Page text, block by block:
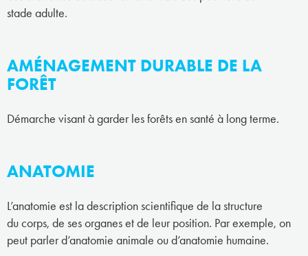
stade adulte.
AMÉNAGEMENT DURABLE DE LA
FORÊT
Démarche visant à garder les forêts en santé à long terme.
ANATOMIE
L’anatomie est la description scientifique de la structure
du corps, de ses organes et de leur position. Par exemple, on
peut parler d’anatomie animale ou d’anatomie humaine.